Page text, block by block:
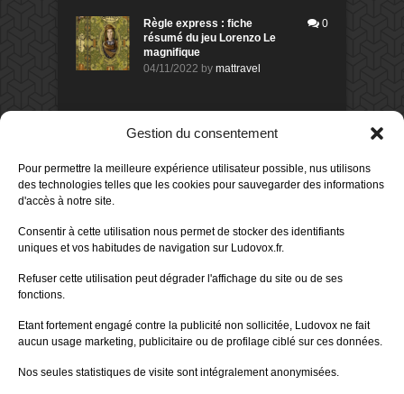
Gestion du consentement
Pour permettre la meilleure expérience utilisateur possible, nus utilisons
des technologies telles que les cookies pour sauvegarder des informations
d'accès à notre site.
Consentir à cette utilisation nous permet de stocker des identifiants
uniques et vos habitudes de navigation sur Ludovox.fr.
Refuser cette utilisation peut dégrader l'affichage du site ou de ses
fonctions.
Etant fortement engagé contre la publicité non sollicitée, Ludovox ne fait
aucun usage marketing, publicitaire ou de profilage ciblé sur ces données.
Nos seules statistiques de visite sont intégralement anonymisées.
Règle express : fiche
résumé du jeu Lorenzo Le
magnifique
04/11/2022 by mattravel
0
DERNIERS AVIS DES MEMBRES
Avis de
Sur le jeu Collect!
il y a 1 jour
Avis demorlockbob
Sur le jeu Detective Box - Ciao
Publié leil y a 2 jours
80%
Sur le jeu Detective Box - Ciao
Bella